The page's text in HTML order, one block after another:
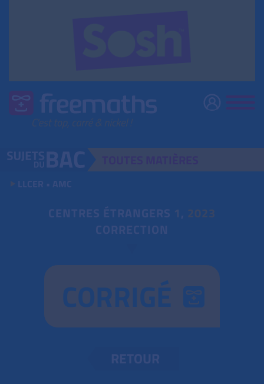
LLCER • AMC
CENTRES ÉTRANGERS 1, 2023
CORRECTION
CORRIGÉ
RETOUR